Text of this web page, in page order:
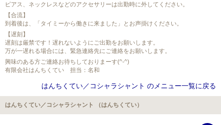
ピアス、ネックレスなどのアクセサリーは出勤時に外してください。
【合流】
到着後は、「タイミーから働きに来ました」とお声掛けください。
【遅刻】
遅刻は厳禁です！遅れないようにご出勤をお願いします。
万が一遅れる場合には、緊急連絡先にご連絡をお願いします。
興味のある方ご連絡お待ちしておりまーす(^-^)
有限会社はんちくてい 担当：名和
はんちくてい／コシャラシャント のメニュー一覧に戻る
はんちくてい／コシャラシャント （はんちくてい）